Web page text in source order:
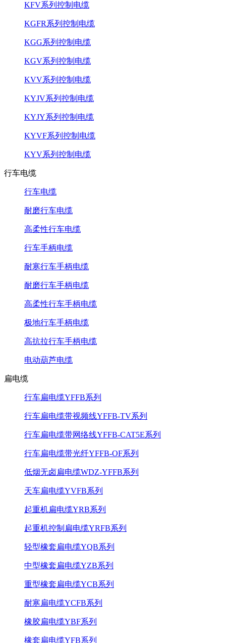
KFV系列控制电缆
KGFR系列控制电缆
KGG系列控制电缆
KGV系列控制电缆
KVV系列控制电缆
KYJV系列控制电缆
KYJY系列控制电缆
KYVF系列控制电缆
KYV系列控制电缆
行车电缆
行车电缆
耐磨行车电缆
高柔性行车电缆
行车手柄电缆
耐寒行车手柄电缆
耐磨行车手柄电缆
高柔性行车手柄电缆
极地行车手柄电缆
高抗拉行车手柄电缆
电动葫芦电缆
扁电缆
行车扁电缆YFFB系列
行车扁电缆带视频线YFFB-TV系列
行车扁电缆带网络线YFFB-CAT5E系列
行车扁电缆带光纤YFFB-OF系列
低烟无卤扁电缆WDZ-YFFB系列
天车扁电缆YVFB系列
起重机扁电缆YRB系列
起重机控制扁电缆YRFB系列
轻型橡套扁电缆YQB系列
中型橡套扁电缆YZB系列
重型橡套扁电缆YCB系列
耐寒扁电缆YCFB系列
橡胶扁电缆YBF系列
橡套扁电缆YFB系列